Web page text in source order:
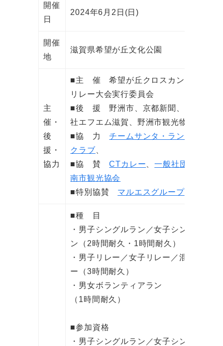
開催
日
2024年6月2日(日)
開催
地
滋賀県希望が丘文化公園
主
催・
後
援・
協力
■主 催 希望が丘クロスカントリー
リレー大会実行委員会
■後 援 野洲市、京都新聞、株式会
社エフエム滋賀、野洲市観光物産協会
■協 力チームサンタ・ランニング
クラブ
■協 賛CTカレー 、一般社団法人湖
南市観光協会
■特別協賛 マルエスグループ
■種 目
・男子シングルラン／女子シングルラ
ン（2時間耐久・1時間耐久）
・男子リレー／女子リレー／混合リレ
ー（3時間耐久）
・男女ボランティアラン
（1時間耐久）
■参加資格
・男子シングルラン／女子シングルラ